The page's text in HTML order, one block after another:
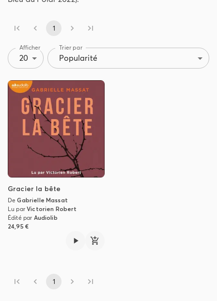
1
Afficher
20
Trier par
Popularité
Gracier la bête
DeGabrielle Massat
Lu parVictorien Robert
Édité par Audiolib
24,95 €
1